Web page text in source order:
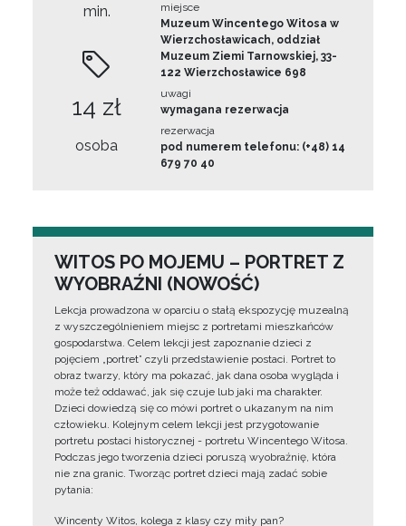
min.
14 zł
osoba
miejsce
Muzeum Wincentego Witosa w
Wierzchosławicach, oddział
Muzeum Ziemi Tarnowskiej, 33-
122 Wierzchosławice 698
uwagi
wymagana rezerwacja
rezerwacja
pod numerem telefonu: (+48) 14
679 70 40
WITOS PO MOJEMU – PORTRET Z
WYOBRAŹNI (NOWOŚĆ)
Lekcja prowadzona w oparciu o stałą ekspozycję muzealną
z wyszczególnieniem miejsc z portretami mieszkańców
gospodarstwa. Celem lekcji jest zapoznanie dzieci z
pojęciem „portret” czyli przedstawienie postaci. Portret to
obraz twarzy, który ma pokazać, jak dana osoba wygląda i
może też oddawać, jak się czuje lub jaki ma charakter.
Dzieci dowiedzą się co mówi portret o ukazanym na nim
człowieku. Kolejnym celem lekcji jest przygotowanie
portretu postaci historycznej - portretu Wincentego Witosa.
Podczas jego tworzenia dzieci poruszą wyobraźnię, która
nie zna granic. Tworząc portret dzieci mają zadać sobie
pytania:
Wincenty Witos, kolega z klasy czy miły pan?